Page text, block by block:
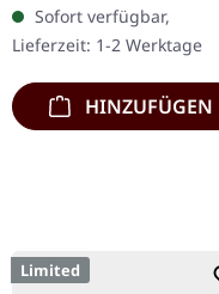
Sofort verfügbar,
Lieferzeit: 1-2 Werktage
HINZUFÜGEN
Limited